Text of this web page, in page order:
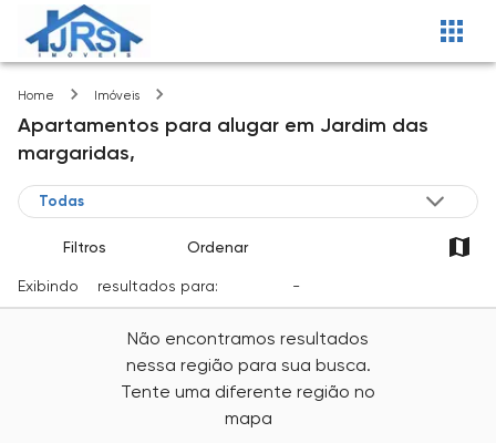
Home Imóveis
Apartamentos para alugar em Jardim das
margaridas,
Filtros Ordenar
Exibindo resultados para: -
Não encontramos resultados
nessa região para sua busca.
Tente uma diferente região no
mapa